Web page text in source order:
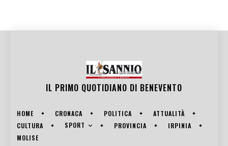
IL PRIMO QUOTIDIANO DI BENEVENTO
HOME CRONACA POLITICA
ATTUALITÀ
CULTURA
SPORT PROVINCIA
IRPINIA
MOLISE